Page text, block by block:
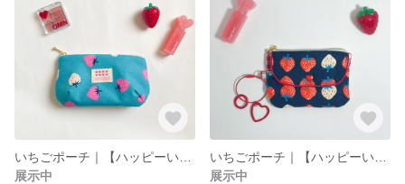
展示中
展示中